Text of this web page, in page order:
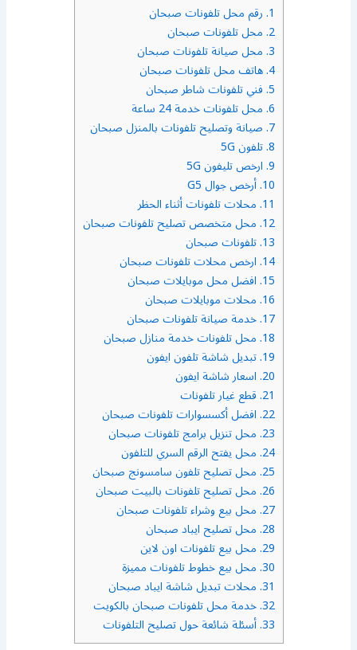
1. رقم محل تلفونات صبحان
2. محل تلفونات صبحان
3. محل صيانة تلفونات صبحان
4. هاتف محل تلفونات صبحان
5. فني تلفونات شاطر صبحان
6. محل تلفونات خدمة 24 ساعة
7. صيانة وتصليح تلفونات بالمنزل صبحان
8. تلفون 5G
9. ارخص تليفون 5G
10. أرخص جوال G5
11. محلات تلفونات أثناء الحظر
12. محل متخصص تصليح تلفونات صبحان
13. تلفونات صبحان
14. ارخص محلات تلفونات صبحان
15. افضل محل موبايلات صبحان
16. محلات موبايلات صبحان
17. خدمة صيانة تلفونات صبحان
18. محل تلفونات خدمة منازل صبحان
19. تبديل شاشة تلفون ايفون
20. اسعار شاشة ايفون
21. قطع غيار تلفونات
22. افضل أكسسوارات تلفونات صبحان
23. محل تنزيل برامج تلفونات صبحان
24. محل يفتح الرقم السري للتلفون
25. محل تصليح تلفون سامسونج صبحان
26. محل تصليح تلفونات بالبيت صبحان
27. محل بيع وشراء تلفونات صبحان
28. محل تصليح ايباد صبحان
29. محل بيع تلفونات اون لاين
30. محل بيع خطوط تلفونات مميزة
31. محلات تبديل شاشة ايباد صبحان
32. خدمة محل تلفونات صبحان بالكويت
33. أسئلة شائعة حول تصليح التلفونات